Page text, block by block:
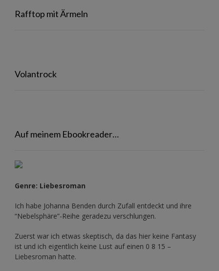
Rafftop mit Ärmeln
Volantrock
Auf meinem Ebookreader…
Genre: Liebesroman
Ich habe Johanna Benden durch Zufall entdeckt und ihre
“Nebelsphäre”-Reihe geradezu verschlungen.
Zuerst war ich etwas skeptisch, da das hier keine Fantasy
ist und ich eigentlich keine Lust auf einen 0 8 15 –
Liebesroman hatte.